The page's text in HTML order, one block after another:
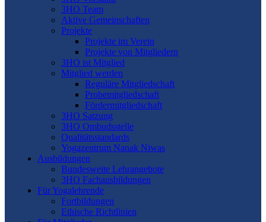
3HO Team
Aktive Gemeinschaften
Projekte
Projekte im Verein
Projekte von Mitgliedern
3HO ist Mitglied
Mitglied werden
Reguläre Mitgliedschaft
Probemitgliedschaft
Fördermitgliedschaft
3HO Satzung
3HO Ombudsstelle
Qualitätsstandards
Yogazentrum Nanak Niwas
Ausbildungen
Bundesweite Lehrangebote
3HO Fachausbildungen
Für Yogalehrende
Fortbildungen
Ethische Richtlinien